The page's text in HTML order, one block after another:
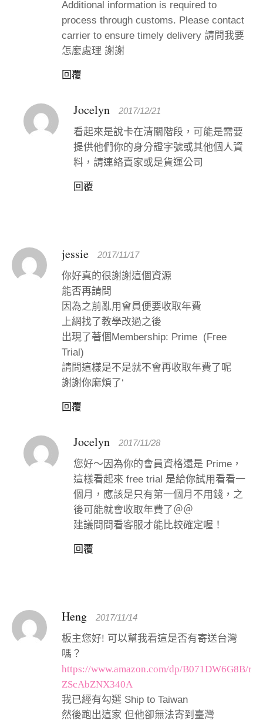
Additional information is required to
process through customs. Please contact
carrier to ensure timely delivery 請問我要
怎麼處理 謝謝
回覆
Jocelyn 2017/12/21
看起來是說卡在清關階段，可能是需要
提供他們你的身分證字號或其他個人資
料，請連絡賣家或是貨運公司
回覆
jessie 2017/11/17
你好真的很謝謝這個資源
能否再請問
因為之前亂用會員便要收取年費
上網找了教學改過之後
出現了著個Membership: Prime (Free
Trial)
請問這樣是不是就不會再收取年費了呢
謝謝你麻煩了‘
回覆
Jocelyn 2017/11/28
您好～因為你的會員資格還是 Prime，
這樣看起來 free trial 是給你試用看看一
個月，應該是只有第一個月不用錢，之
後可能就會收取年費了＠＠
建議問問看客服才能比較確定喔！
回覆
Heng 2017/11/14
板主您好! 可以幫我看這是否有寄送台灣
嗎？
https://www.amazon.com/dp/B071DW6G8B/
ZScAbZNX340A
我已經有勾選 Ship to Taiwan
然後跑出這家 但他卻無法寄到臺灣